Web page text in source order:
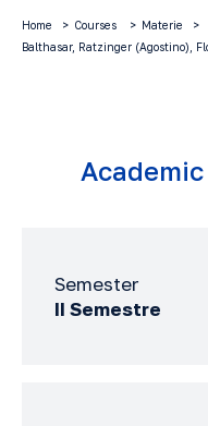
Home Courses
Materie
Balthasar, Ratzinger (Agostino),
Semester
II Semestre